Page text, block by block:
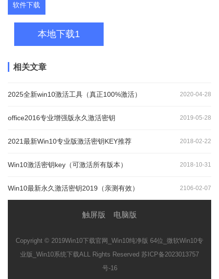
软件下载
本地下载1
相关文章
2025全新win10激活工具（真正100%激活） 2020-04-28
office2016专业增强版永久激活密钥 2019-05-28
2021最新Win10专业版激活密钥KEY推荐 2018-02-22
Win10激活密钥key（可激活所有版本） 2018-10-31
Win10最新永久激活密钥2019（亲测有效） 2106-02-07
触屏版 电脑版
Copyright © 2019Win10下载官网_Win10纯净版 64位_微软Win10专
业版_Win10系统下载ALL Rights Reserved 苏ICP备2023013757
号-16